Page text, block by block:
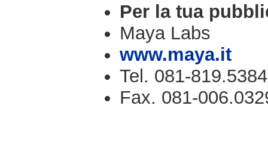
Per la tua
Maya Labs
www.maya.it
Tel. 081-819.5384
Fax. 081-